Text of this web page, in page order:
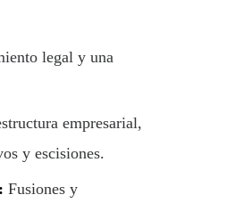
legal y una
empresarial,
y escisiones.
Fusiones y